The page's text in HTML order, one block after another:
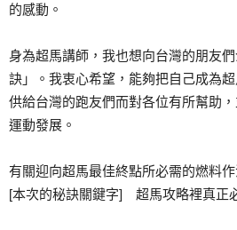
的感動。
身為超馬講師，我也想向台灣的朋友
訣」。我衷心希望，能夠把自己成為
供給台灣的跑友們而對各位有所幫助
運動發展。
有關迎向超馬最佳終點所必需的燃料
[本次的秘訣關鍵字] 超馬攻略裡真正